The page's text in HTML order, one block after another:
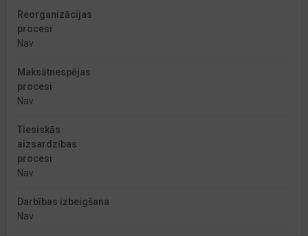
Reorganizācijas
procesi
Nav
Maksātnespējas
procesi
Nav
Tiesiskās
aizsardzības
procesi
Nav
Darbības izbeigšana
Nav